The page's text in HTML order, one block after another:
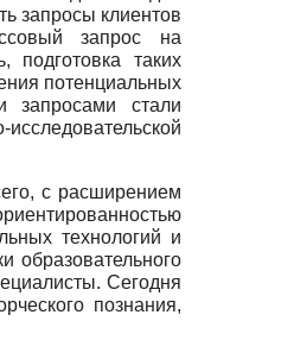
запросы клиентов
запрос на
таких
потенциальных
запросами стали
с расширением
технологий и
образовательного
Сегодня
познания,